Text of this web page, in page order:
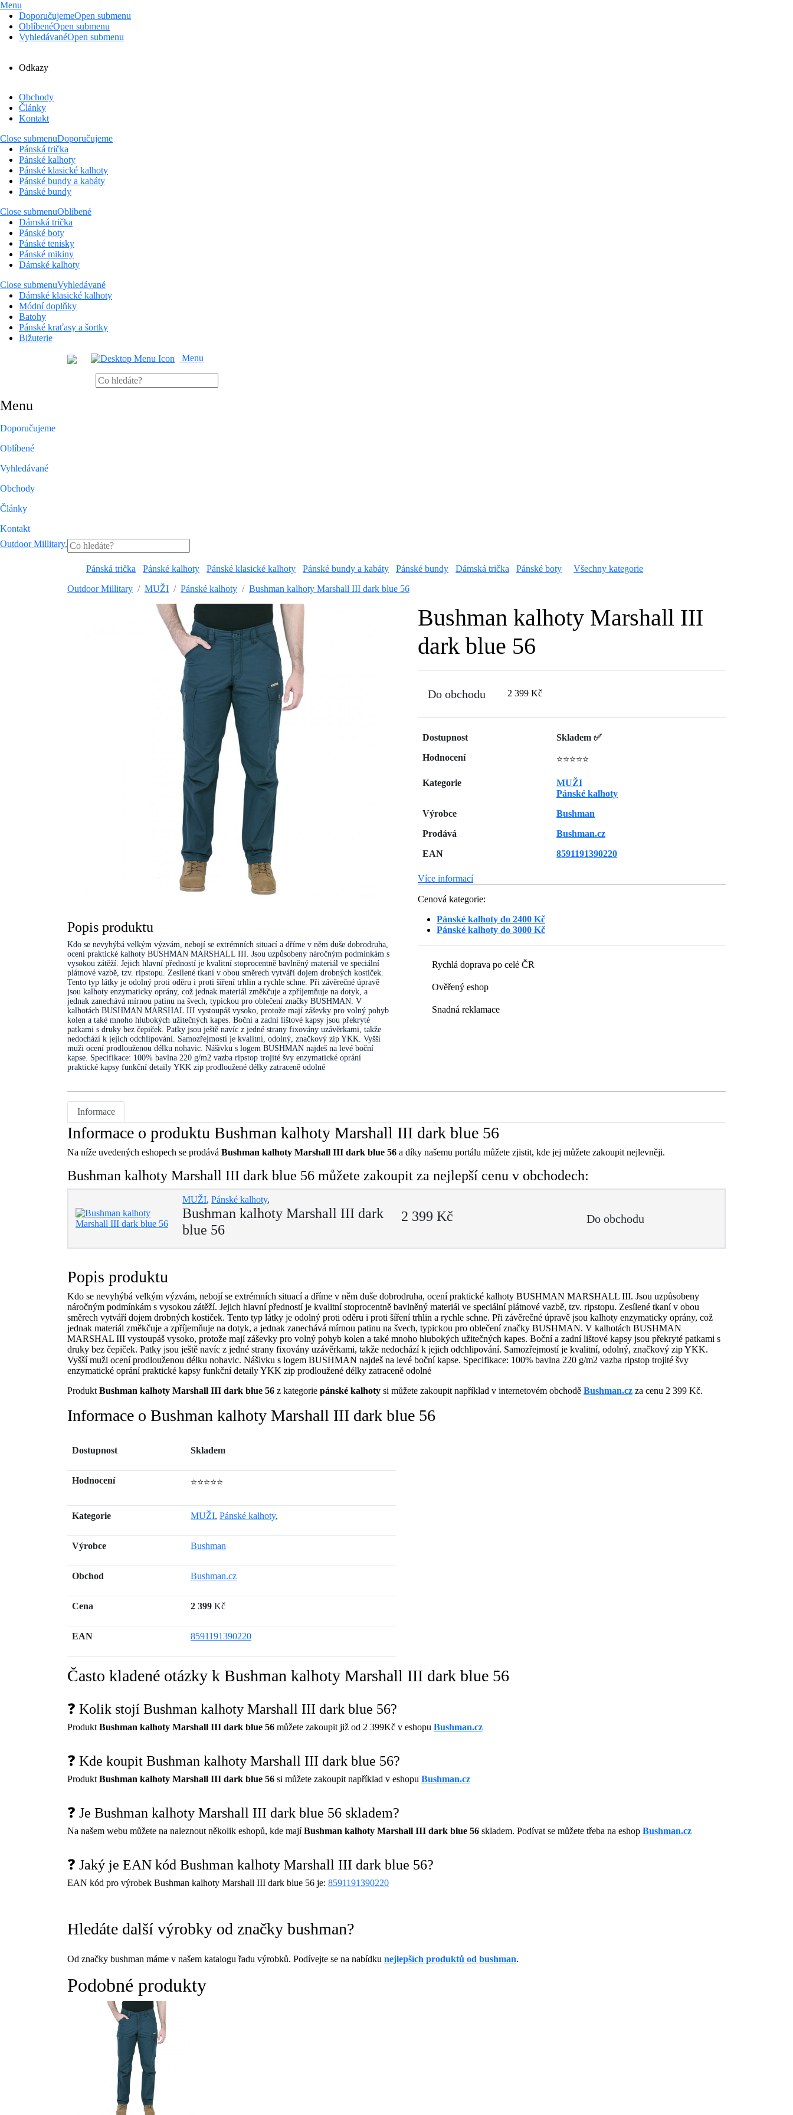
Menu
DoporučujemeOpen submenu
OblíbenéOpen submenu
VyhledávanéOpen submenu
Odkazy
Obchody
Články
Kontakt
Close submenuDoporučujeme
Pánská trička
Pánské kalhoty
Pánské klasické kalhoty
Pánské bundy a kabáty
Pánské bundy
Close submenuOblíbené
Dámská trička
Pánské boty
Pánské tenisky
Pánské mikiny
Dámské kalhoty
Close submenuVyhledávané
Dámské klasické kalhoty
Módní doplňky
Batohy
Pánské kraťasy a šortky
Bižuterie
Menu
Menu
Doporučujeme
Oblíbené
Vyhledávané
Obchody
Články
Kontakt
Outdoor Millitary.
Pánská trička Pánské kalhoty Pánské klasické kalhoty Pánské bundy a kabáty Pánské bundy Dámská trička Pánské boty
Všechny kategorie
Outdoor Millitary
MUŽI Pánské kalhoty Bushman kalhoty Marshall III dark blue 56
Popis produktu
Kdo se nevyhýbá velkým výzvám, nebojí se extrémních situací a dříme v něm duše dobrodruha,
ocení praktické kalhoty BUSHMAN MARSHALL III. Jsou uzpůsobeny náročným podmínkám s
vysokou zátěží. Jejich hlavní předností je kvalitní stoprocentně bavlněný materiál ve speciální
plátnové vazbě, tzv. ripstopu. Zesílené tkaní v obou směrech vytváří dojem drobných kostiček.
Tento typ látky je odolný proti oděru i proti šíření trhlin a rychle schne. Při závěrečné úpravě
jsou kalhoty enzymaticky oprány, což jednak materiál změkčuje a zpříjemňuje na dotyk, a
jednak zanechává mírnou patinu na švech, typickou pro oblečení značky BUSHMAN. V
kalhotách BUSHMAN MARSHAL III vystoupáš vysoko, protože mají záševky pro volný pohyb
kolen a také mnoho hlubokých užitečných kapes. Boční a zadní lištové kapsy jsou překryté
patkami s druky bez čepiček. Patky jsou ještě navíc z jedné strany fixovány uzávěrkami, takže
nedochází k jejich odchlipování. Samozřejmostí je kvalitní, odolný, značkový zip YKK. Vyšší
muži ocení prodlouženou délku nohavic. Nášivku s logem BUSHMAN najdeš na levé boční
kapse. Specifikace: 100% bavlna 220 g/m2 vazba ripstop trojité švy enzymatické oprání
praktické kapsy funkční detaily YKK zip prodloužené délky zatraceně odolné
Bushman kalhoty Marshall III
dark blue 56
Do obchodu 2 399 Kč
Dostupnost
Skladem ✅
Hodnocení
⭐⭐⭐⭐⭐
Kategorie
MUŽI
Pánské kalhoty
Výrobce
Bushman
Prodává
Bushman.cz
EAN
8591191390220
Více informací
Cenová kategorie:
Pánské kalhoty do 2400 Kč
Pánské kalhoty do 3000 Kč
Rychlá doprava po celé ČR
Ověřený eshop
Snadná reklamace
Informace
Informace o produktu Bushman kalhoty Marshall III dark blue 56
Na níže uvedených eshopech se prodává Bushman kalhoty Marshall III dark blue 56 a díky našemu portálu můžete zjistit, kde jej můžete zakoupit nejlevněji.
Bushman kalhoty Marshall III dark blue 56 můžete zakoupit za nejlepší cenu v obchodech:
MUŽI,Pánské kalhoty,
Bushman kalhoty Marshall III dark
blue 56
2 399 Kč Do obchodu
Popis produktu
Kdo se nevyhýbá velkým výzvám, nebojí se extrémních situací a dříme v něm duše dobrodruha, ocení praktické kalhoty BUSHMAN MARSHALL III. Jsou uzpůsobeny
náročným podmínkám s vysokou zátěží. Jejich hlavní předností je kvalitní stoprocentně bavlněný materiál ve speciální plátnové vazbě, tzv. ripstopu. Zesílené tkaní v obou
směrech vytváří dojem drobných kostiček. Tento typ látky je odolný proti oděru i proti šíření trhlin a rychle schne. Při závěrečné úpravě jsou kalhoty enzymaticky oprány, což
jednak materiál změkčuje a zpříjemňuje na dotyk, a jednak zanechává mírnou patinu na švech, typickou pro oblečení značky BUSHMAN. V kalhotách BUSHMAN
MARSHAL III vystoupáš vysoko, protože mají záševky pro volný pohyb kolen a také mnoho hlubokých užitečných kapes. Boční a zadní lištové kapsy jsou překryté patkami s
druky bez čepiček. Patky jsou ještě navíc z jedné strany fixovány uzávěrkami, takže nedochází k jejich odchlipování. Samozřejmostí je kvalitní, odolný, značkový zip YKK.
Vyšší muži ocení prodlouženou délku nohavic. Nášivku s logem BUSHMAN najdeš na levé boční kapse. Specifikace: 100% bavlna 220 g/m2 vazba ripstop trojité švy
enzymatické oprání praktické kapsy funkční detaily YKK zip prodloužené délky zatraceně odolné
Produkt Bushman kalhoty Marshall III dark blue 56 z kategorie pánské kalhoty si můžete zakoupit například v internetovém obchodě Bushman.cz za cenu 2 399 Kč.
Informace o Bushman kalhoty Marshall III dark blue 56
Dostupnost Skladem
Hodnocení ⭐⭐⭐⭐⭐
Kategorie MUŽI, Pánské kalhoty,
Výrobce Bushman
Obchod Bushman.cz
Cena 2 399 Kč
EAN 8591191390220
Často kladené otázky k Bushman kalhoty Marshall III dark blue 56
❓ Kolik stojí Bushman kalhoty Marshall III dark blue 56?
Produkt Bushman kalhoty Marshall III dark blue 56 můžete zakoupit již od 2 399Kč v eshopu Bushman.cz
❓ Kde koupit Bushman kalhoty Marshall III dark blue 56?
Produkt Bushman kalhoty Marshall III dark blue 56 si můžete zakoupit například v eshopu Bushman.cz
❓ Je Bushman kalhoty Marshall III dark blue 56 skladem?
Na našem webu můžete na naleznout několik eshopů, kde majíBushman kalhoty Marshall III dark blue 56 skladem. Podívat se můžete třeba na eshop Bushman.cz
❓ Jaký je EAN kód Bushman kalhoty Marshall III dark blue 56?
EAN kód pro výrobek Bushman kalhoty Marshall III dark blue 56 je: 8591191390220
Hledáte další výrobky od značky bushman?
Od značky bushman máme v našem katalogu řadu výrobků. Podívejte se na nabídku nejlepších produktů od bushman.
Podobné produkty